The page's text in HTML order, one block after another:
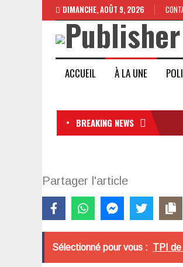
DIMANCHE, AOÛT 9, 2026
ACCUEIL À LA UNE
BREAKING NEWS
Partager l'article
Sélectionné pour vous : TPI de